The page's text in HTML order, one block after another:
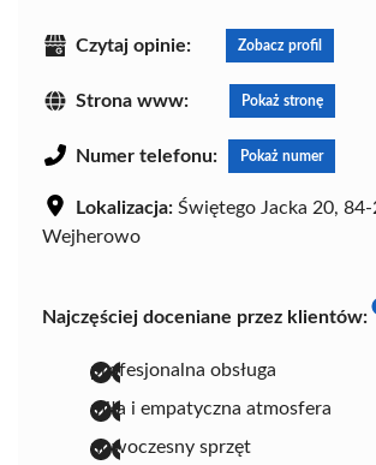
Czytaj opinie: Zobacz profil
Strona www: Pokaż stronę
Numer telefonu: Pokaż numer
Lokalizacja: Świętego Jacka 20,
Wejherowo
Najczęściej doceniane przez klientów:
profesjonalna obsługa
miła i empatyczna atmosfera
nowoczesny sprzęt